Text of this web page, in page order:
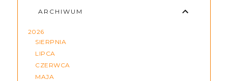
ARCHIWUM
2026
SIERPNIA
LIPCA
CZERWCA
MAJA